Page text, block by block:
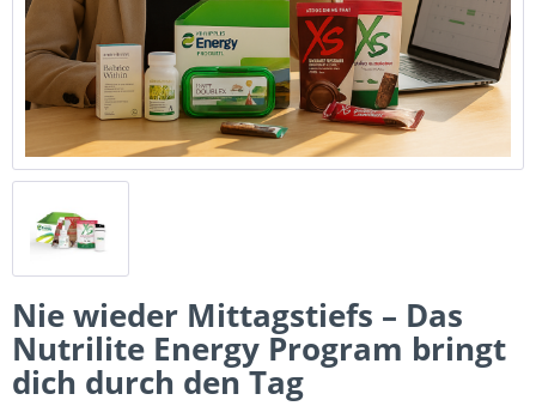
Nie wieder Mittagstiefs – Das
Nutrilite Energy Program bringt
dich durch den Tag